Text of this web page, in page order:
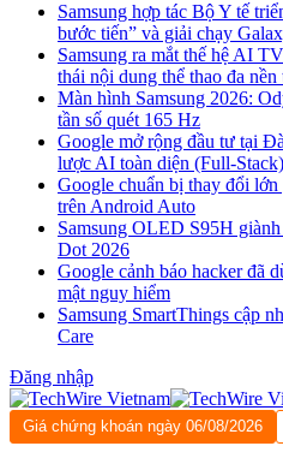
Samsung hợp tác Bộ Y tế
bước tiến” và giải chạy
Samsung ra mắt thế hệ AI
thái nội dung thể thao đa nền
Màn hình Samsung 2026:
tần số quét 165 Hz
Google mở rộng đầu tư tại
lược AI toàn diện (Full-Stack)
Google chuẩn bị thay đổi
trên Android Auto
Samsung OLED S95H
Dot 2026
Google cảnh báo hacker đã
mật nguy hiểm
Samsung SmartThings cập
Care
Đăng nhập
Giá chứng khoán ngày 06/08/2026